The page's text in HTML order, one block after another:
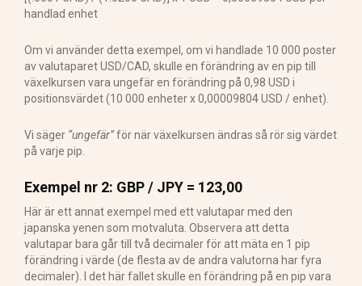
handlad enhet
Om vi använder detta exempel, om vi handlade 10 000 poster
av valutaparet USD/CAD, skulle en förändring av en pip till
växelkursen vara ungefär en förändring på 0,98 USD i
positionsvärdet (10 000 enheter x 0,00009804 USD / enhet).
Vi säger “ungefär”för när växelkursen ändras så rör sig värdet
på varje pip.
Exempel nr 2: GBP / JPY = 123,00
Här är ett annat exempel med ett valutapar med den
japanska yenen som motvaluta. Observera att detta
valutapar bara går till två decimaler för att mäta en 1 pip
förändring i värde (de flesta av de andra valutorna har fyra
decimaler). I det här fallet skulle en förändring på en pip vara